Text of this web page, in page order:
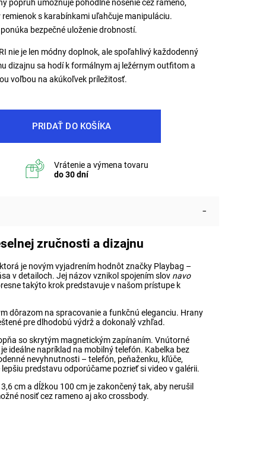
popruh umožňuje pohodlné nosenie cez rameno,
s karabínkami uľahčuje manipuláciu.
bezpečné uloženie drobností.
nie je len módny doplnok, ale spoľahlivý každodenný
dizajnu sa hodí k formálnym aj ležérnym outfitom a
voľbou na akúkoľvek príležitosť.
PRIDAŤ DO KOŠÍKA
zručnosti a dizajnu
je novým vyjadrením hodnôt značky Playbag –
v detailoch. Jej názov vznikol spojením slov navo
takýto krok predstavuje v našom prístupe k
dôrazom na spracovanie a funkčnú eleganciu. Hrany
pre dlhodobú výdrž a dokonalý vzhľad.
so skrytým magnetickým zapínaním. Vnútorné
ideálne napríklad na mobilný telefón. Kabelka bez
nevyhnutnosti – telefón, peňaženku, kľúče,
predstavu odporúčame pozrieť si video v galérii.
cm a dĺžkou 100 cm je zakončený tak, aby nerušil
nosiť cez rameno aj ako crossbody.